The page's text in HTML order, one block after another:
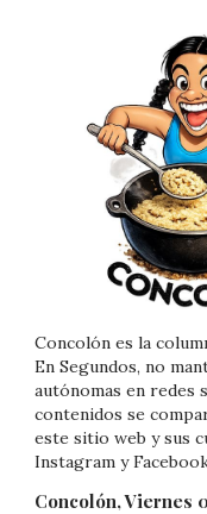
Concolón es la
En Segundos, no
autónomas en redes
contenidos se
este sitio web y sus
Instagram y
Concolón, Viernes